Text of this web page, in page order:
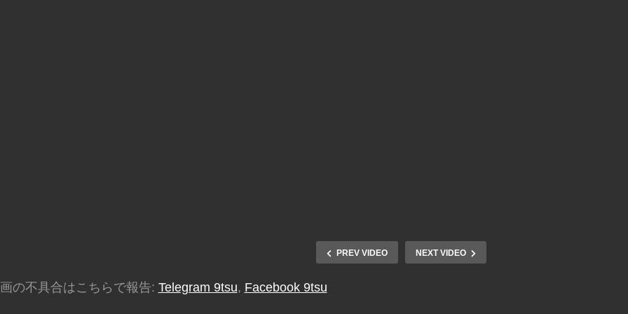
PREV VIDEO NEXT VIDEO
の不具合はこちらで報告: Telegram 9tsu, Facebook 9tsu